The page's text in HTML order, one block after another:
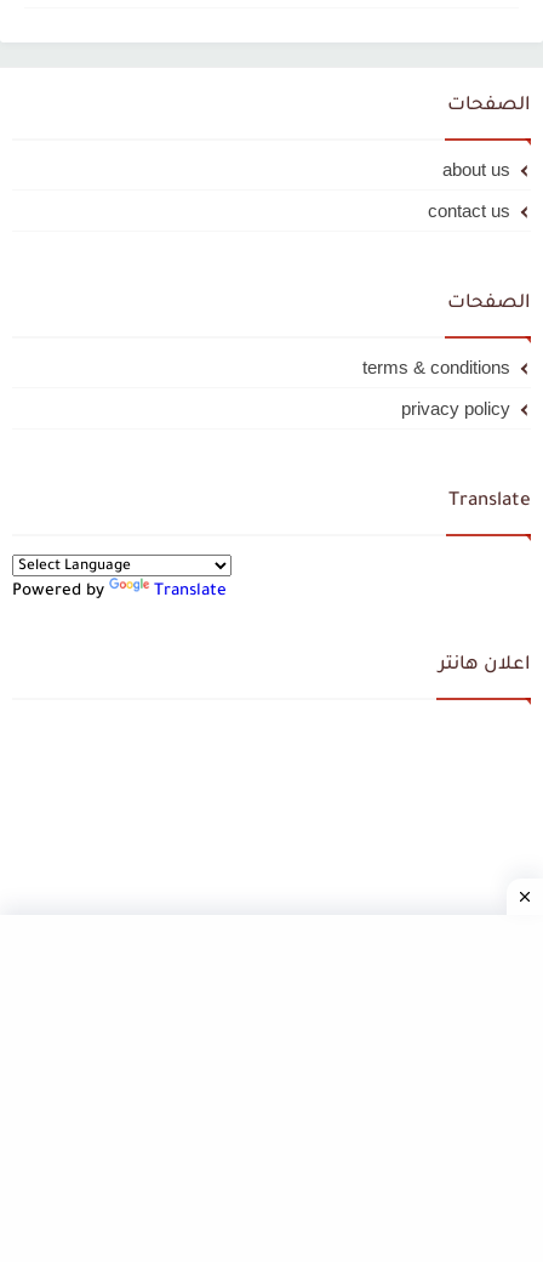
الصفحات
about us
contact us
الصفحات
terms & conditions
privacy policy
Translate
Powered by Translate
اعلان هانتر